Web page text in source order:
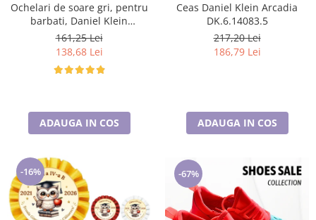
Ochelari de soare gri, pentru
barbati, Daniel Klein
Sunglasses, DK3250-2
161,25 Lei
138,68 Lei
ADAUGA IN COS
Ceas Daniel Klein Arcadia
DK.6.14083.5
217,20 Lei
186,79 Lei
ADAUGA IN COS
-16% -67%